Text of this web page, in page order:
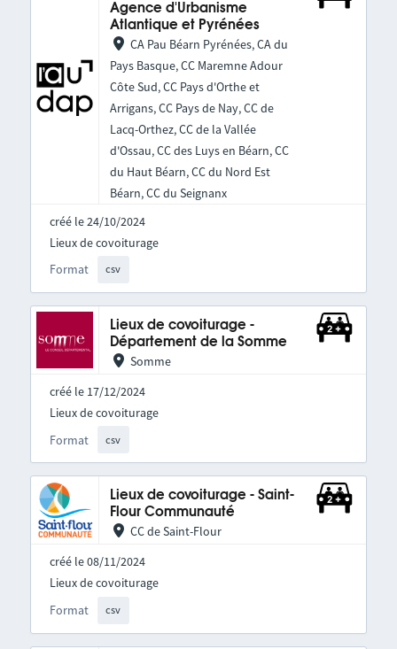
Agence d'Urbanisme
Atlantique et Pyrénées
CA Pau Béarn Pyrénées, CA du
Pays Basque, CC Maremne Adour
Côte Sud, CC Pays d'Orthe et
Arrigans, CC Pays de Nay, CC de
Lacq-Orthez, CC de la Vallée
d'Ossau, CC des Luys en Béarn, CC
du Haut Béarn, CC du Nord Est
Béarn, CC du Seignanx
créé le 24/10/2024
Format csv
Lieux de covoiturage
Lieux de covoiturage -
Département de la Somme
Somme
créé le 17/12/2024
Format csv
Lieux de covoiturage
Lieux de covoiturage - Saint-
Flour Communauté
CC de Saint-Flour
créé le 08/11/2024
Format csv
Lieux de covoiturage